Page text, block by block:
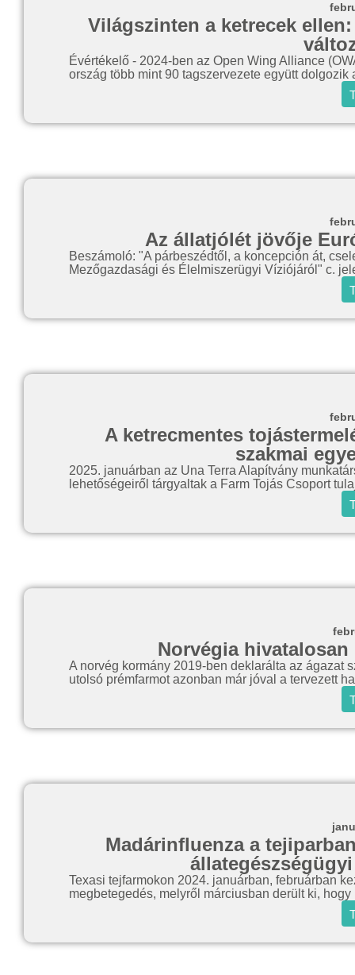
Világszinten a ketrecek
Évértékelő - 2024-ben az Open Wing Alliance
ország több mint 90 tagszervezete együtt
Az állatjólét jövője
Beszámoló: "A párbeszédtől, a koncepción át,
Mezőgazdasági és Élelmiszerügyi Víziójáról" c.
A ketrecmentes
szakmai
2025. januárban az Una Terra Alapítvány
lehetőségeiről tárgyaltak a Farm Tojás Csoport
Norvégia
A norvég kormány 2019-ben deklarálta az ágazat
utolsó prémfarmot azonban már jóval a tervezett
Madárinfluenza a
Texasi tejfarmokon 2024. januárban, februárban
megbetegedés, melyről márciusban derült ki,